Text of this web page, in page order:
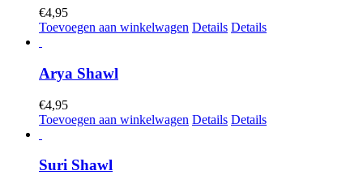
€4,95
Toevoegen aan winkelwagen Details Details
Arya Shawl
€4,95
Toevoegen aan winkelwagen Details Details
Suri Shawl